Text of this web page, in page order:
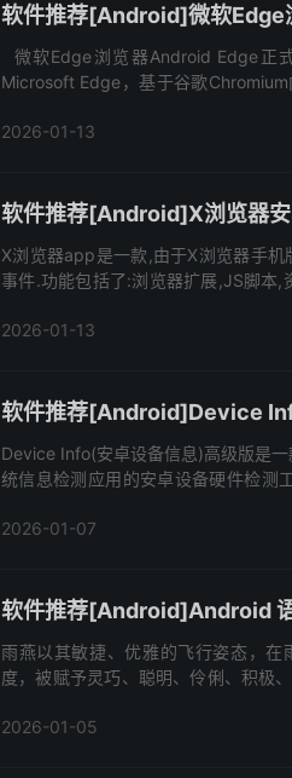
软件推荐[Android]微软Edge
微软Edge浏览器Android Edge正
Microsoft Edge，基于谷歌
2026-01-13
软件推荐[Android]X浏览器
X浏览器app是一款,由于X浏览器手
事件.功能包括了:浏览器扩展,JS脚本,
2026-01-13
软件推荐[Android]Device
Device Info(安卓设备信息)高级版是
统信息检测应用的安卓设备硬件检测
2026-01-07
软件推荐[Android]Android
雨燕以其敏捷、优雅的飞行姿态，
度，被赋予灵巧、聪明、伶俐、积极
效、便捷。 雨...
2026-01-05